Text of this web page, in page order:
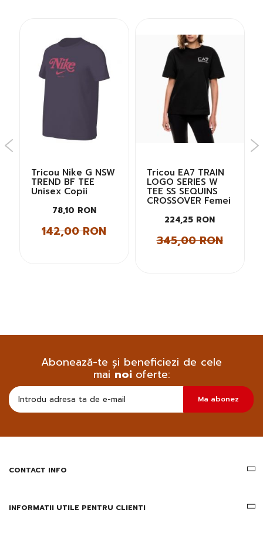
Tricou Nike G NSW
TREND BF TEE
Unisex Copii
78,10 RON
142,00 RON
Tricou EA7 TRAIN
LOGO SERIES W
TEE SS SEQUINS
CROSSOVER Femei
224,25 RON
345,00 RON
Abonează-te și beneficiezi de cele
mainoi oferte:
sa
primesc
informatii
Ma abonez
CONTACT INFO
INFORMATII UTILE PENTRU CLIENTI